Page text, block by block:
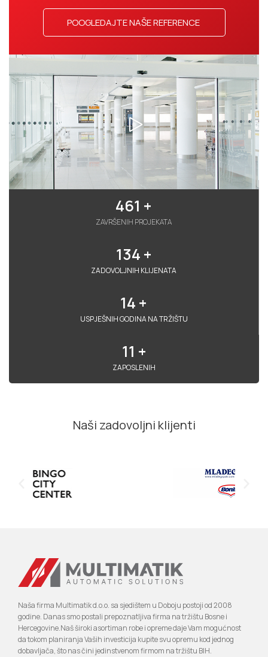
POOGLEDAJTE NAŠE REFERENCE
ZAVRŠENIH PROJEKATA
461 +
ZADOVOLJNIH KLIJENATA
134 +
USPJEŠNIH GODINA NA TRŽIŠTU
14 +
ZAPOSLENIH
11 +
Naši zadovoljni klijenti
Naša firma Multimatik d.o.o. sa sjedištem u Doboju postoji od 2008
godine. Danas smo postali prepoznatljiva firma na tržištu Bosne i
Hercegovine.Naš široki asortiman robe i opreme daje Vam mogućnost
da tokom planiranja Vaših investicija kupite svu opremu kod jednog
dobavljača, što nas čini jedinstvenom firmom na tržištu BIH.